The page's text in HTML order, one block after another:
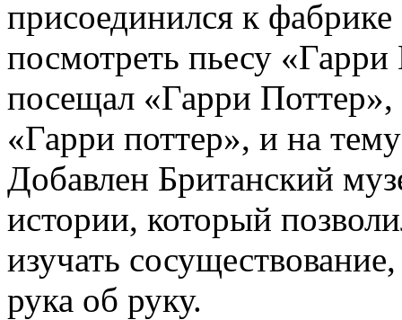
присоединился к
посмотреть пьесу
посещал «Гарри
«Гарри поттер», и на
Добавлен Британский
истории, который
изучать
рука об руку.